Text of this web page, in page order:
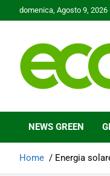
to
domenica, Agosto 9, 2026
Ecoo.it
NEWS GREEN
Home Energia